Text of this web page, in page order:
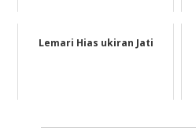
Lemari Hias ukiran Jati